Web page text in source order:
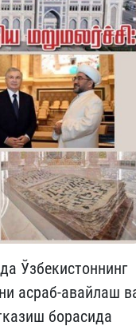
Ўзбекистоннинг
асраб-авайлаш
борасида